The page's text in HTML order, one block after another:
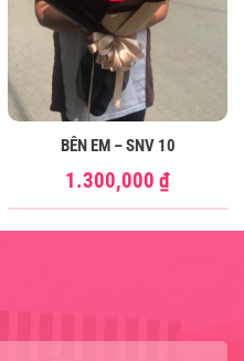
BÊN EM – SNV 10
1.300,000 ₫